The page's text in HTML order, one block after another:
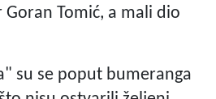
Tomić, a mali dio
su se poput bumeranga